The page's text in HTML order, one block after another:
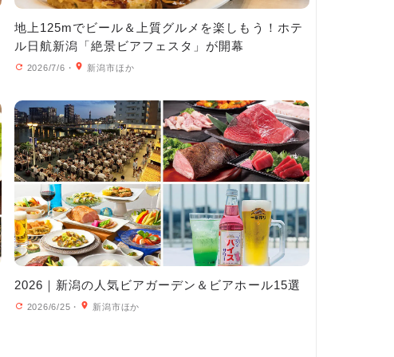
地上125mでビール＆上質グルメを楽しもう！ホテ
ル日航新潟「絶景ビアフェスタ」が開幕
2026/7/6 ・ 新潟市ほか
2026｜新潟の人気ビアガーデン＆ビアホール15選
2026/6/25 ・ 新潟市ほか